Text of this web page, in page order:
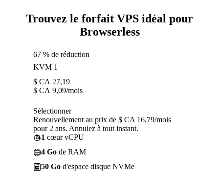
Trouvez le forfait VPS idéal pour
Browserless
67 % de réduction
KVM 1
$ CA 27,19
$ CA 9,09/mois
Sélectionner
Renouvellement au prix de $ CA 16,79/mois
pour 2 ans. Annulez à tout instant.
1 cœur vCPU
4 Go de RAM
50 Go d'espace disque NVMe